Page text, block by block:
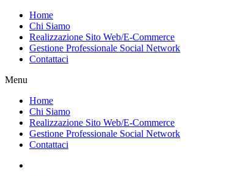
contenuto
Home
Chi Siamo
Realizzazione Sito Web/E-Commerce
Gestione Professionale Social Network
Contattaci
Menu
Home
Chi Siamo
Realizzazione Sito Web/E-Commerce
Gestione Professionale Social Network
Contattaci